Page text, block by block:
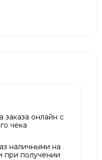
заказа онлайн с
чека
наличными на
при получении